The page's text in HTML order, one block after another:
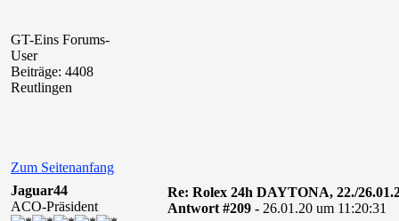
GT-Eins Forums-
User
Beiträge: 4408
Reutlingen
Zum Seitenanfang
Jaguar44
ACO-Präsident
Re: Rolex 24h DAYTONA, 22./
Antwort #209 - 26.01.20 um 11:20:31